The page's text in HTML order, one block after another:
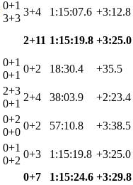
0+1
3+3
3+4 1:15:07.6 +3:12.8
2+11 1:15:19.8 +3:25.0
0+1
0+1
0+2 18:30.4 +35.5
2+3
0+1
2+4 38:03.9 +2:23.4
0+2
0+0
0+2 57:10.8 +3:38.5
0+1
0+2
0+3 1:15:19.8 +3:25.0
0+7 1:15:24.6 +3:29.8